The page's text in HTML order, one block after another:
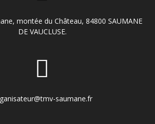
montée du Château, 84800 SAUMANE
DE VAUCLUSE.
saumane.fr